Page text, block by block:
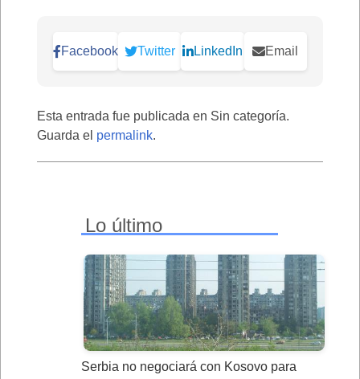
Facebook Twitter LinkedIn Email
Esta entrada fue publicada en Sin categoría.
Guarda el permalink.
Lo último
Serbia no negociará con Kosovo para